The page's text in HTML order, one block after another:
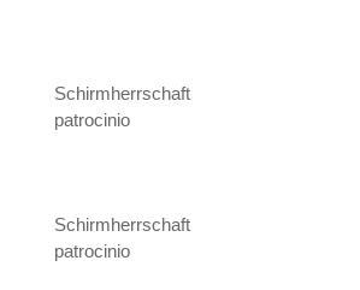
Schirmherrschaft
patrocinio
Schirmherrschaft
patrocinio